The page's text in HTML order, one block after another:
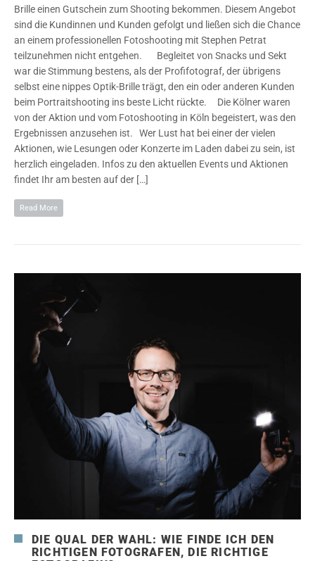
Brille einen Gutschein zum Shooting bekommen. Diesem Angebot
sind die Kundinnen und Kunden gefolgt und ließen sich die Chance
an einem professionellen Fotoshooting mit Stephen Petrat
teilzunehmen nicht entgehen. Begleitet von Snacks und Sekt
war die Stimmung bestens, als der Profifotograf, der übrigens
selbst eine nippes Optik-Brille trägt, den ein oder anderen Kunden
beim Portraitshooting ins beste Licht rückte. Die Kölner waren
von der Aktion und vom Fotoshooting in Köln begeistert, was den
Ergebnissen anzusehen ist. Wer Lust hat bei einer der vielen
Aktionen, wie Lesungen oder Konzerte im Laden dabei zu sein, ist
herzlich eingeladen. Infos zu den aktuellen Events und Aktionen
findet Ihr am besten auf der […]
Read More
DIE QUAL DER WAHL: WIE FINDE ICH DEN
RICHTIGEN FOTOGRAFEN, DIE RICHTIGE